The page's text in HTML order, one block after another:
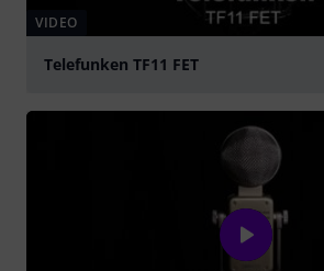
VIDEO
Telefunken TF11 FET